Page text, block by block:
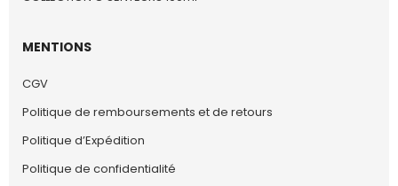
MENTIONS
CGV
Politique de remboursements et de retours
Politique d’Expédition
Politique de confidentialité